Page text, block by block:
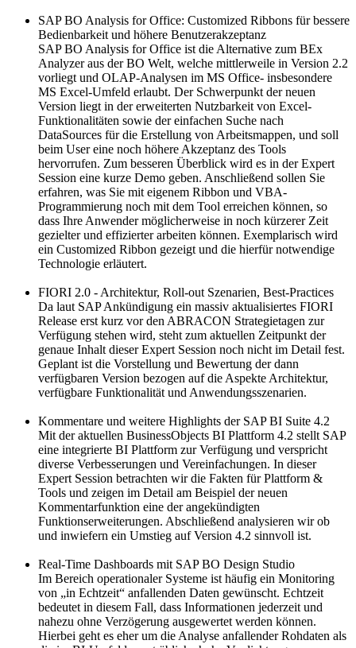
SAP BO Analysis for Office: Customized Ribbons für bessere
Bedienbarkeit und höhere Benutzerakzeptanz
SAP BO Analysis for Office ist die Alternative zum BEx
Analyzer aus der BO Welt, welche mittlerweile in Version 2.2
vorliegt und OLAP-Analysen im MS Office- insbesondere
MS Excel-Umfeld erlaubt. Der Schwerpunkt der neuen
Version liegt in der erweiterten Nutzbarkeit von Excel-
Funktionalitäten sowie der einfachen Suche nach
DataSources für die Erstellung von Arbeitsmappen, und soll
beim User eine noch höhere Akzeptanz des Tools
hervorrufen. Zum besseren Überblick wird es in der Expert
Session eine kurze Demo geben. Anschließend sollen Sie
erfahren, was Sie mit eigenem Ribbon und VBA-
Programmierung noch mit dem Tool erreichen können, so
dass Ihre Anwender möglicherweise in noch kürzerer Zeit
gezielter und effizierter arbeiten können. Exemplarisch wird
ein Customized Ribbon gezeigt und die hierfür notwendige
Technologie erläutert.
FIORI 2.0 - Architektur, Roll-out Szenarien, Best-Practices
Da laut SAP Ankündigung ein massiv aktualisiertes FIORI
Release erst kurz vor den ABRACON Strategietagen zur
Verfügung stehen wird, steht zum aktuellen Zeitpunkt der
genaue Inhalt dieser Expert Session noch nicht im Detail fest.
Geplant ist die Vorstellung und Bewertung der dann
verfügbaren Version bezogen auf die Aspekte Architektur,
verfügbare Funktionalität und Anwendungsszenarien.
Kommentare und weitere Highlights der SAP BI Suite 4.2
Mit der aktuellen BusinessObjects BI Plattform 4.2 stellt SAP
eine integrierte BI Plattform zur Verfügung und verspricht
diverse Verbesserungen und Vereinfachungen. In dieser
Expert Session betrachten wir die Fakten für Plattform &
Tools und zeigen im Detail am Beispiel der neuen
Kommentarfunktion eine der angekündigten
Funktionserweiterungen. Abschließend analysieren wir ob
und inwiefern ein Umstieg auf Version 4.2 sinnvoll ist.
Real-Time Dashboards mit SAP BO Design Studio
Im Bereich operationaler Systeme ist häufig ein Monitoring
von „in Echtzeit“ anfallenden Daten gewünscht. Echtzeit
bedeutet in diesem Fall, dass Informationen jederzeit und
nahezu ohne Verzögerung ausgewertet werden können.
Hierbei geht es eher um die Analyse anfallender Rohdaten als